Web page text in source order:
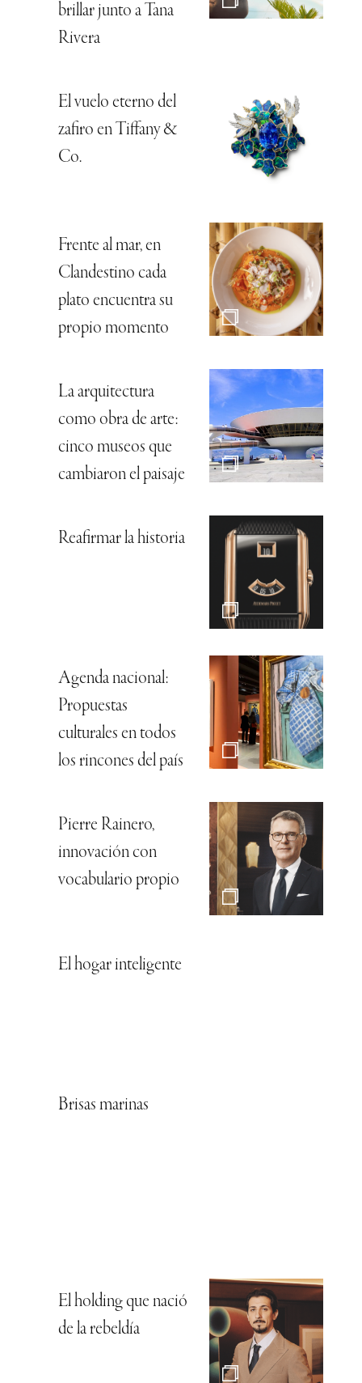
brillar junto a Tana
Rivera
El vuelo eterno del
zafiro en Tiffany &
Co.
Frente al mar, en
Clandestino cada
plato encuentra su
propio momento
La arquitectura
como obra de arte:
cinco museos que
cambiaron el paisaje
Reafirmar la historia
Agenda nacional:
Propuestas
culturales en todos
los rincones del país
Pierre Rainero,
innovación con
vocabulario propio
El hogar inteligente
Brisas marinas
El holding que nació
de la rebeldía